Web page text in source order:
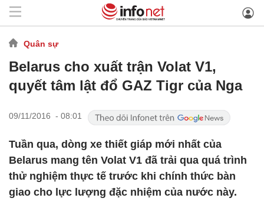
Quân sự
Belarus cho xuất trận Volat V1,
quyết tâm lật đổ GAZ Tigr của Nga
09/11/2016 - 08:01
Tuần qua, dòng xe thiết giáp mới nhất của
Belarus mang tên Volat V1 đã trải qua quá trình
thử nghiệm thực tế trước khi chính thức bàn
giao cho lực lượng đặc nhiệm của nước này.